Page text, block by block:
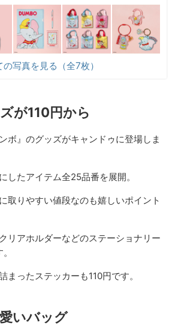
の写真を見る（全7枚）
が110円から
ボ』のグッズがキャンドゥに登場しま
したアイテム全25品番を展開。
取りやすい値段なのも嬉しいポイント
リアホルダーなどのステーショナリー
まったステッカーも110円です。
いバッグ